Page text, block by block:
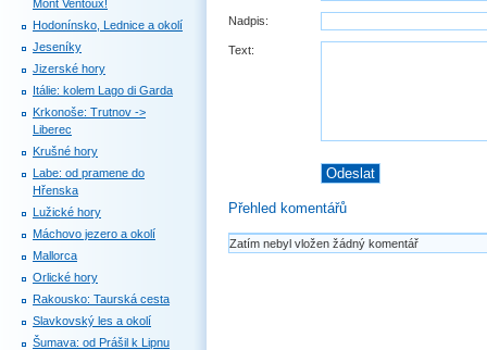
Nadpis:
Text:
Přehled komentářů
Zatím nebyl vložen žádný komentář
Mont Ventoux!
Hodonínsko, Lednice a okolí
Jeseníky
Jizerské hory
Itálie: kolem Lago di Garda
Krkonoše: Trutnov ->
Liberec
Krušné hory
Labe: od pramene do
Hřenska
Lužické hory
Máchovo jezero a okolí
Mallorca
Orlické hory
Rakousko: Taurská cesta
Slavkovský les a okolí
Šumava: od Prášil k Lipnu